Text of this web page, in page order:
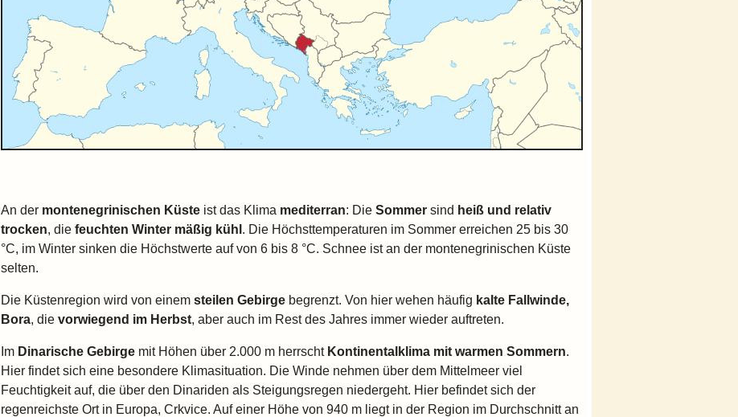
An der montenegrinischen Küste ist das Klima mediterran: Die Sommer sind heiß und relativ
trocken, die feuchten Winter mäßig kühl . Die Höchsttemperaturen im Sommer erreichen 25 bis 30
°C, im Winter sinken die Höchstwerte auf von 6 bis 8 °C. Schnee ist an der montenegrinischen Küste
selten.
Die Küstenregion wird von einem steilen Gebirge begrenzt. Von hier wehen häufig kalte Fallwinde,
Bora, die vorwiegend im Herbst, aber auch im Rest des Jahres immer wieder auftreten.
Im Dinarische Gebirge mit Höhen über 2.000 m herrscht Kontinentalklima mit warmen Sommern.
Hier findet sich eine besondere Klimasituation. Die Winde nehmen über dem Mittelmeer viel
Feuchtigkeit auf, die über den Dinariden als Steigungsregen niedergeht. Hier befindet sich der
regenreichste Ort in Europa, Crkvice. Auf einer Höhe von 940 m liegt in der Region im Durchschnitt an